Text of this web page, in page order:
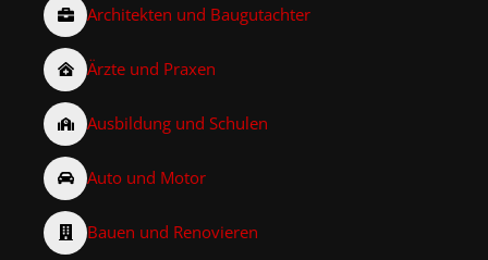
Architekten und Baugutachter
Ärzte und Praxen
Ausbildung und Schulen
Auto und Motor
Bauen und Renovieren